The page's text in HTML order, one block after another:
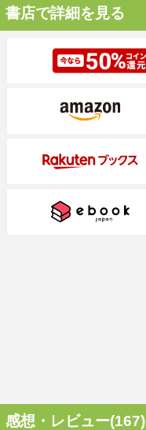
書店で詳細を見る
感想・レビュー(167)